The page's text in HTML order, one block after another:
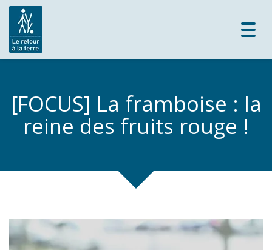
[FOCUS] La framboise : la
reine des fruits rouge !